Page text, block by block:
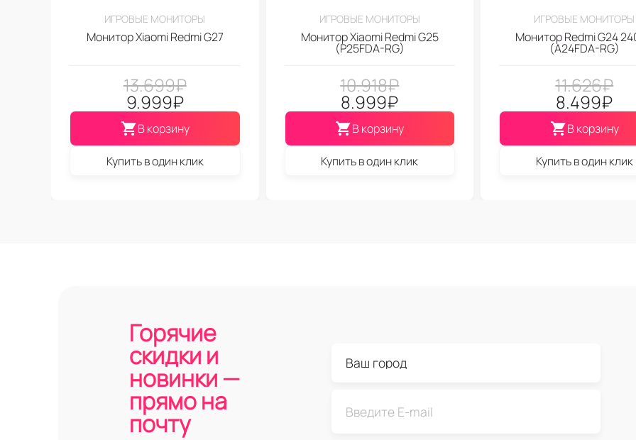
ИГРОВЫЕ МОНИТОРЫ
Монитор Xiaomi Redmi G27
13.699₽
9.999₽
В корзину
Купить в один клик
ИГРОВЫЕ МОНИТОРЫ
Монитор Xiaomi Redmi G25
(P25FDA-RG)
10.918₽
8.999₽
В корзину
Купить в один клик
ИГРОВЫЕ МОНИТОРЫ
Монитор Redmi G24
(A24FDA-RG)
11.626₽
8.499₽
В корзину
Купить в один клик
Горячие
скидки и
новинки —
прямо на
почту